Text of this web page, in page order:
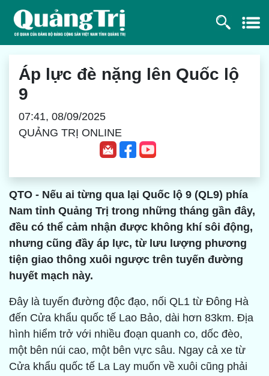
Áp lực đè nặng lên Quốc lộ
9
07:41, 08/09/2025
QUẢNG TRỊ ONLINE
QTO - Nếu ai từng qua lại Quốc lộ 9 (QL9) phía
Nam tỉnh Quảng Trị trong những tháng gần đây,
đều có thể cảm nhận được không khí sôi động,
nhưng cũng đầy áp lực, từ lưu lượng phương
tiện giao thông xuôi ngược trên tuyến đường
huyết mạch này.
Đây là tuyến đường độc đạo, nối QL1 từ Đông Hà
đến Cửa khẩu quốc tế Lao Bảo, dài hơn 83km. Địa
hình hiểm trở với nhiều đoạn quanh co, dốc đèo,
một bên núi cao, một bên vực sâu. Ngay cả xe từ
Cửa khẩu quốc tế La Lay muốn về xuôi cũng phải